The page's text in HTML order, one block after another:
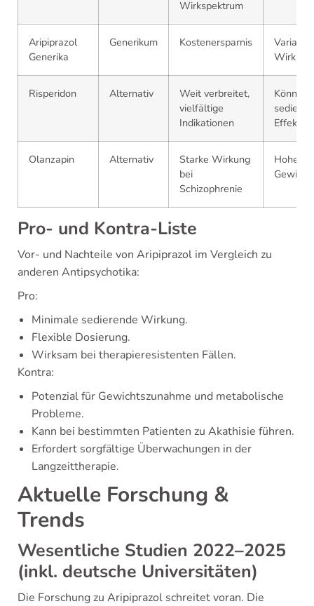
Wirkspektrum
Aripiprazol
Generika
Generikum Kostenersparnis
Risperidon Alternativ
Weit verbreitet,
vielfältige
Indikationen
Könnte
Effekte
Olanzapin Alternativ
Starke Wirkung
bei
Schizophrenie
Hohes
Pro- und Kontra-Liste
Vor- und Nachteile von Aripiprazol im Vergleich zu
anderen Antipsychotika:
Pro:
Minimale sedierende Wirkung.
Flexible Dosierung.
Wirksam bei therapieresistenten Fällen.
Kontra:
Potenzial für Gewichtszunahme und metabolische
Probleme.
Kann bei bestimmten Patienten zu Akathisie führen.
Erfordert sorgfältige Überwachungen in der
Langzeittherapie.
Aktuelle Forschung &
Trends
Wesentliche Studien 2022–2025
(inkl. deutsche Universitäten)
Die Forschung zu Aripiprazol schreitet voran. Die